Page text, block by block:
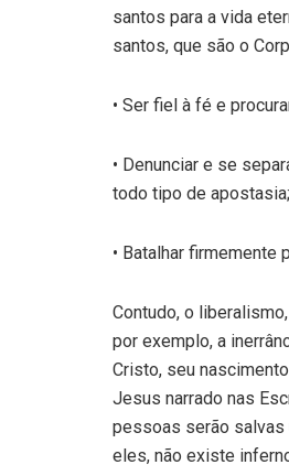
santos para a vida
santos, que são o
• Ser fiel à fé e
• Denunciar e se
todo tipo de apostasia;
• Batalhar
Contudo, o
por exemplo, a
Cristo, seu
Jesus narrado nas
pessoas serão salvas
eles, não existe